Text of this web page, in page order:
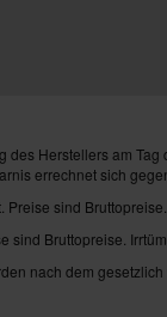
Herstellers am Tag
errechnet sich
sind
sind Bruttopreise.
nach dem